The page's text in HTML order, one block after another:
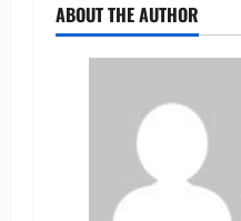
ABOUT THE AUTHOR